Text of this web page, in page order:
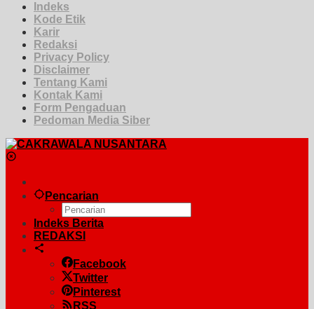
Indeks
Kode Etik
Karir
Redaksi
Privacy Policy
Disclaimer
Tentang Kami
Kontak Kami
Form Pengaduan
Pedoman Media Siber
Pencarian
Indeks Berita
REDAKSI
Facebook
Twitter
Pinterest
RSS